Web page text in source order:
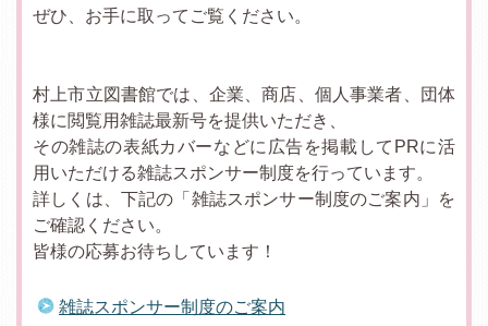
ぜひ、お手に取ってご覧ください。
村上市立図書館では、企業、商店、個人事業者、団体
様に閲覧用雑誌最新号を提供いただき、
その雑誌の表紙カバーなどに広告を掲載してPRに活
用いただける雑誌スポンサー制度を行っています。
詳しくは、下記の「雑誌スポンサー制度のご案内」を
ご確認ください。
皆様の応募お待ちしています！
雑誌スポンサー制度のご案内